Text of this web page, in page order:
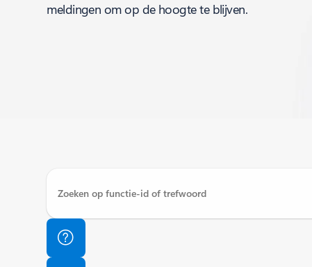
meldingen om op de hoogte te blijven.